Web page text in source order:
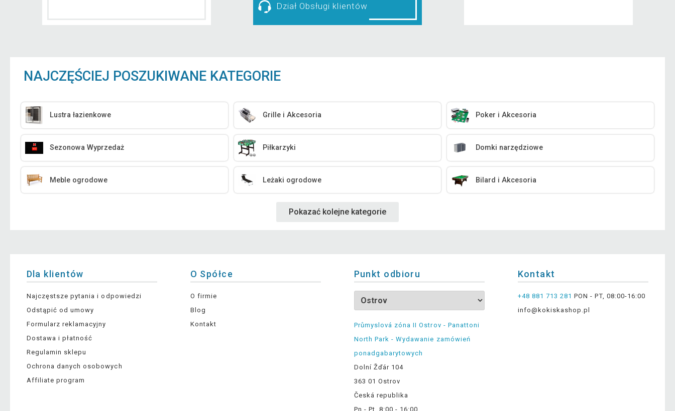
Dział Obsługi klientów
NAJCZĘŚCIEJ POSZUKIWANE KATEGORIE
Lustra łazienkowe Grille i Akcesoria Poker i Akcesoria
Sezonowa Wyprzedaż Piłkarzyki Domki narzędziowe
Meble ogrodowe Leżaki ogrodowe Bilard i Akcesoria
Pokazać kolejne kategorie
Dla klientów
Najczęstsze pytania i odpowiedzi
Odstąpić od umowy
Formularz reklamacyjny
Dostawa i płatność
Regulamin sklepu
Ochrona danych osobowych
Affiliate program
O Spółce
O firmie
Blog
Kontakt
Punkt odbioru
Průmyslová zóna II Ostrov - Panattoni
North Park - Wydawanie zamówień
ponadgabarytowych
Dolní Žďár 104
363 01 Ostrov
Česká republika
Pn - Pt, 8:00 - 16:00
Kontakt
+48 881 713 281 PON - PT, 08:00-16:00
info@kokiskashop.pl